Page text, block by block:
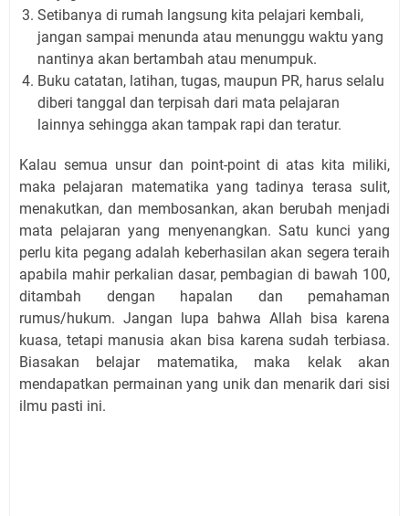
Setibanya di rumah langsung kita pelajari kembali,
jangan sampai menunda atau menunggu waktu yang
nantinya akan bertambah atau menumpuk.
Buku catatan, latihan, tugas, maupun PR, harus selalu
diberi tanggal dan terpisah dari mata pelajaran
lainnya sehingga akan tampak rapi dan teratur.
Kalau semua unsur dan point-point di atas kita miliki,
maka pelajaran matematika yang tadinya terasa sulit,
menakutkan, dan membosankan, akan berubah menjadi
mata pelajaran yang menyenangkan. Satu kunci yang
perlu kita pegang adalah keberhasilan akan segera teraih
apabila mahir perkalian dasar, pembagian di bawah 100,
ditambah dengan hapalan dan pemahaman
rumus/hukum. Jangan lupa bahwa Allah bisa karena
kuasa, tetapi manusia akan bisa karena sudah terbiasa.
Biasakan belajar matematika, maka kelak akan
mendapatkan permainan yang unik dan menarik dari sisi
ilmu pasti ini.